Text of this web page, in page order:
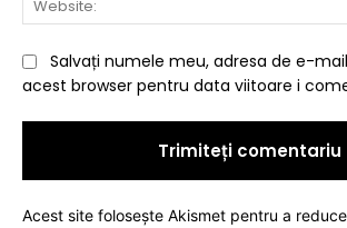
Salvați numele meu, adresa de e-
acest browser pentru data viitoare i
Acest site folosește Akismet pentru a